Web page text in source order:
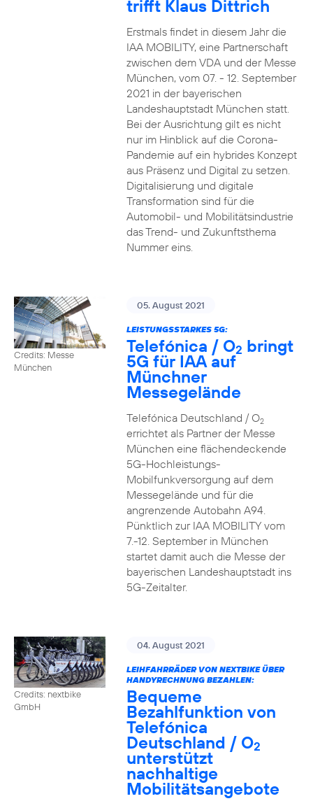
trifft Klaus Dittrich
Erstmals findet in diesem Jahr die
IAA MOBILITY, eine Partnerschaft
zwischen dem VDA und der Messe
München, vom 07. - 12. September
2021 in der bayerischen
Landeshauptstadt München statt.
Bei der Ausrichtung gilt es nicht
nur im Hinblick auf die Corona-
Pandemie auf ein hybrides Konzept
aus Präsenz und Digital zu setzen.
Digitalisierung und digitale
Transformation sind für die
Automobil- und Mobilitätsindustrie
das Trend- und Zukunftsthema
Nummer eins.
Credits: Messe
München
05. August 2021
LEISTUNGSSTARKES 5G:
Telefónica / O2 bringt
5G für IAA auf
Münchner
Messegelände
Telefónica Deutschland / O2
errichtet als Partner der Messe
München eine flächendeckende
5G-Hochleistungs-
Mobilfunkversorgung auf dem
Messegelände und für die
angrenzende Autobahn A94.
Pünktlich zur IAA MOBILITY vom
7.-12. September in München
startet damit auch die Messe der
bayerischen Landeshauptstadt ins
5G-Zeitalter.
Credits: nextbike
GmbH
04. August 2021
LEIHFAHRRÄDER VON NEXTBIKE ÜBER
HANDYRECHNUNG BEZAHLEN:
Bequeme
Bezahlfunktion von
Telefónica
Deutschland / O2
unterstützt
nachhaltige
Mobilitätsangebote